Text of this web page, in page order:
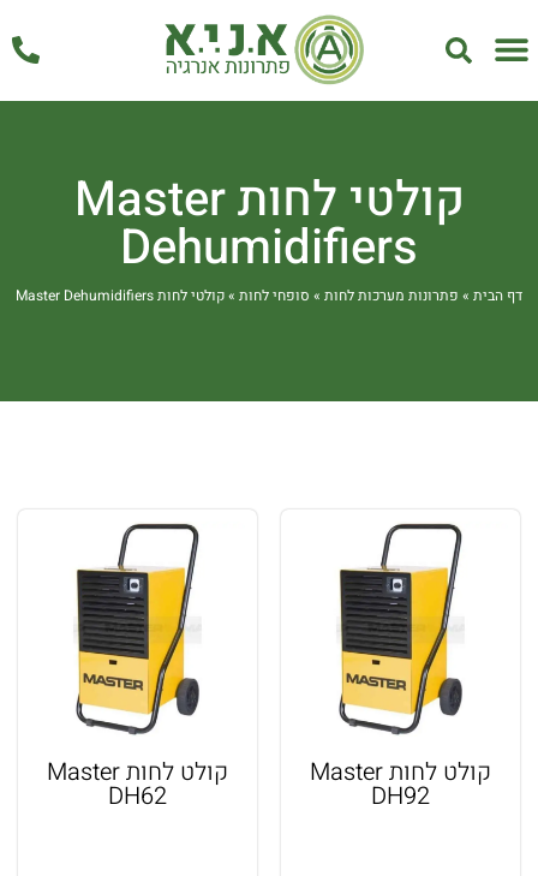
קולטי לחות Master
Dehumidifiers
דף הבית » פתרונות מערכות לחות » סופחי לחות »קולטי לחות Master Dehumidifiers
קולט לחות Master
DH92
קולט לחות Master
DH62